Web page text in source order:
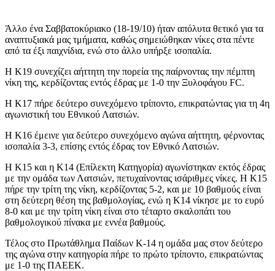
Άλλο ένα Σαββατοκύριακο (18-19/10) ήταν απόλυτα θετικό για τα
αναπτυξιακά μας τμήματα, καθώς σημειώθηκαν νίκες στα πέντε
από τα έξι παιχνίδια, ενώ στο άλλο υπήρξε ισοπαλία.
Η Κ19 συνεχίζει αήττητη την πορεία της παίρνοντας την πέμπτη
νίκη της, κερδίζοντας εντός έδρας με 1-0 την Ξυλοφάγου FC.
Η Κ17 πήρε δεύτερο συνεχόμενο τρίποντο, επικρατώντας για τη 4η
αγωνιστική του Εθνικού Λατσιών.
Η Κ16 έμεινε για δεύτερο συνεχόμενο αγώνα αήττητη, φέρνοντας
ισοπαλία 3-3, επίσης εντός έδρας τον Εθνικό Λατσιών.
Η Κ15 και η Κ14 (Επίλεκτη Κατηγορία) αγωνίστηκαν εκτός έδρας
με την ομάδα των Λατσιών, πετυχαίνοντας ισάριθμες νίκες. Η Κ15
πήρε την τρίτη της νίκη, κερδίζοντας 5-2, και με 10 βαθμούς είναι
στη δεύτερη θέση της βαθμολογίας, ενώ η Κ14 νίκησε με το ευρύ
8-0 και με την τρίτη νίκη είναι στο τέταρτο σκαλοπάτι του
βαθμολογικού πίνακα με εννέα βαθμούς.
Τέλος στο Πρωτάθλημα Παίδων Κ-14 η ομάδα μας στον δεύτερο
της αγώνα στην κατηγορία πήρε το πρώτο τρίποντο, επικρατώντας
με 1-0 της ΠΑΕΕΚ.